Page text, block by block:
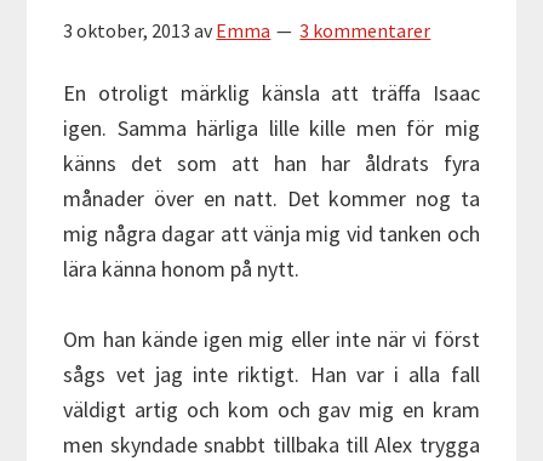
3 oktober, 2013 avEmma 3 kommentarer
En otroligt märklig känsla att träffa Isaac
igen. Samma härliga lille kille men för mig
känns det som att han har åldrats fyra
månader över en natt. Det kommer nog ta
mig några dagar att vänja mig vid tanken och
lära känna honom på nytt.
Om han kände igen mig eller inte när vi först
sågs vet jag inte riktigt. Han var i alla fall
väldigt artig och kom och gav mig en kram
men skyndade snabbt tillbaka till Alex trygga